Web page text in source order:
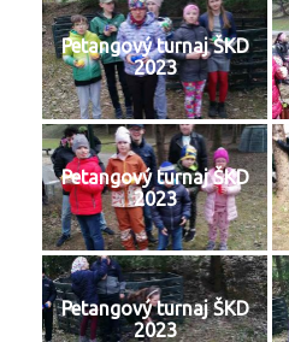
Petangový turnaj ŠKD
2023
Petangový turnaj ŠKD
2023
Petangový turnaj ŠKD
2023